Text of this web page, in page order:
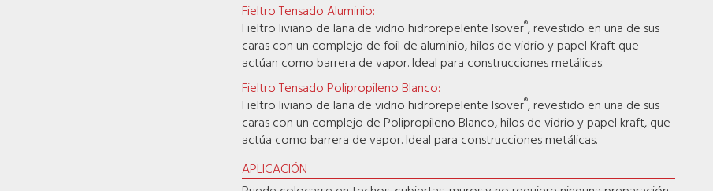
Fieltro Tensado Aluminio:
Fieltro liviano de lana de vidrio hidrorepelente Isover®, revestido en una de sus
caras con un complejo de foil de aluminio, hilos de vidrio y papel Kraft que
actúan como barrera de vapor. Ideal para construcciones metálicas.
Fieltro Tensado Polipropileno Blanco:
Fieltro liviano de lana de vidrio hidrorepelente Isover®, revestido en una de sus
caras con un complejo de Polipropileno Blanco, hilos de vidrio y papel kraft, que
actúa como barrera de vapor. Ideal para construcciones metálicas.
APLICACIÓN